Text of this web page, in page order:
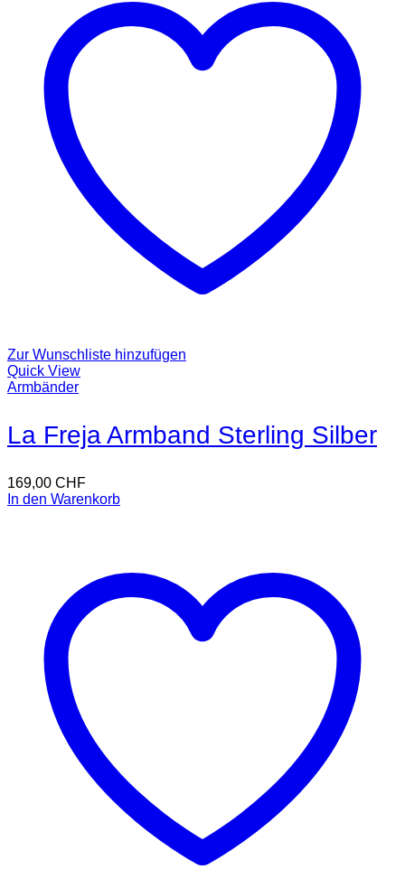
Zur Wunschliste hinzufügen
Quick View
Armbänder
La Freja Armband Sterling Silber
169,00 CHF
In den Warenkorb